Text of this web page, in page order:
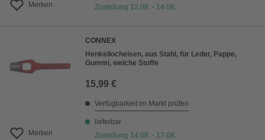
Merken
Zustellung 12.08. - 14.08.
Merken
CONNEX
Henkellocheisen, aus Stahl, für Leder, Pappe,
Gummi, weiche Stoffe
15,99 €
Verfügbarkeit im Markt prüfen
lieferbar
Zustellung 14.08. - 17.08.